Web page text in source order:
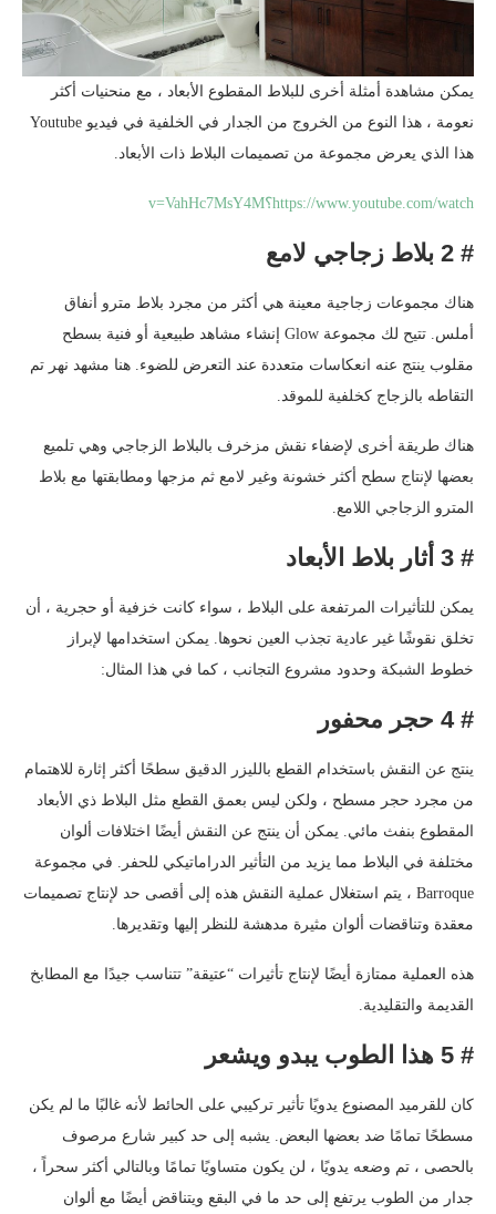
يمكن مشاهدة أمثلة أخرى للبلاط المقطوع الأبعاد ، مع منحنيات أكثر
نعومة ، هذا النوع من الخروج من الجدار في الخلفية في فيديو Youtube
هذا الذي يعرض مجموعة من تصميمات البلاط ذات الأبعاد.
https://www.youtube.com/watch؟v=VahHc7MsY4M
# 2 بلاط زجاجي لامع
هناك مجموعات زجاجية معينة هي أكثر من مجرد بلاط مترو أنفاق
أملس. تتيح لك مجموعة Glow إنشاء مشاهد طبيعية أو فنية بسطح
مقلوب ينتج عنه انعكاسات متعددة عند التعرض للضوء. هنا مشهد نهر تم
التقاطه بالزجاج كخلفية للموقد.
هناك طريقة أخرى لإضفاء نقش مزخرف بالبلاط الزجاجي وهي تلميع
بعضها لإنتاج سطح أكثر خشونة وغير لامع ثم مزجها ومطابقتها مع بلاط
المترو الزجاجي اللامع.
# 3 أثار بلاط الأبعاد
يمكن للتأثيرات المرتفعة على البلاط ، سواء كانت خزفية أو حجرية ، أن
تخلق نقوشًا غير عادية تجذب العين نحوها. يمكن استخدامها لإبراز
خطوط الشبكة وحدود مشروع التجانب ، كما في هذا المثال:
# 4 حجر محفور
ينتج عن النقش باستخدام القطع بالليزر الدقيق سطحًا أكثر إثارة للاهتمام
من مجرد حجر مسطح ، ولكن ليس بعمق القطع مثل البلاط ذي الأبعاد
المقطوع بنفث مائي. يمكن أن ينتج عن النقش أيضًا اختلافات ألوان
مختلفة في البلاط مما يزيد من التأثير الدراماتيكي للحفر. في مجموعة
Barroque ، يتم استغلال عملية النقش هذه إلى أقصى حد لإنتاج تصميمات
معقدة وتناقضات ألوان مثيرة مدهشة للنظر إليها وتقديرها.
هذه العملية ممتازة أيضًا لإنتاج تأثيرات “عتيقة” تتناسب جيدًا مع المطابخ
القديمة والتقليدية.
# 5 هذا الطوب يبدو ويشعر
كان للقرميد المصنوع يدويًا تأثير تركيبي على الحائط لأنه غالبًا ما لم يكن
مسطحًا تمامًا ضد بعضها البعض. يشبه إلى حد كبير شارع مرصوف
بالحصى ، تم وضعه يدويًا ، لن يكون متساويًا تمامًا وبالتالي أكثر سحراً ،
جدار من الطوب يرتفع إلى حد ما في البقع ويتناقض أيضًا مع ألوان